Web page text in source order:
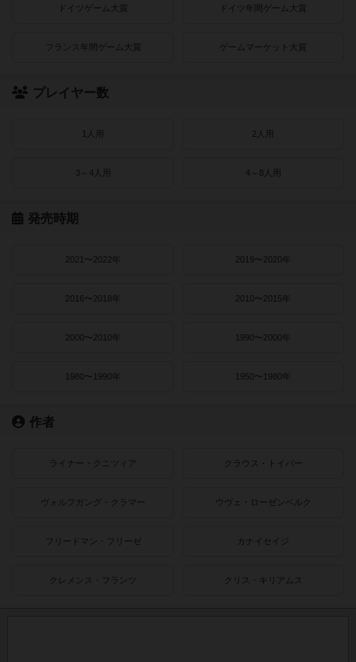
ドイツゲーム大賞 ドイツ年間ゲーム大賞
フランス年間ゲーム大賞 ゲームマーケット大賞
プレイヤー数
1人用 2人用
3～4人用 4～8人用
発売時期
2021〜2022年 2019〜2020年
2016〜2018年 2010〜2015年
2000〜2010年 1990〜2000年
1980〜1990年 1950〜1980年
作者
ライナー・クニツィア クラウス・トイバー
ヴォルフガング・クラマー ウヴェ・ローゼンベルク
フリードマン・フリーゼ カナイセイジ
クレメンス・フランツ クリス・キリアムス